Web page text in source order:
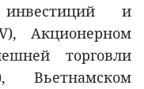
и
Акционерном
торговли
Вьетнамском